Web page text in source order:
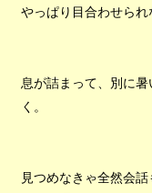
やっぱり目合わせられ
息が詰まって、別に
く。
見つめなきゃ全然会話